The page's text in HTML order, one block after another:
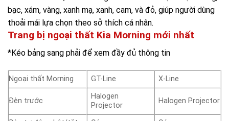
bạc, xám, vàng, xanh mạ, xanh, cam, và đỏ, giúp người dùng
thoải mái lựa chọn theo sở thích cá nhân.
Trang bị ngoại thất Kia Morning mới nhất
*Kéo bảng sang phải để xem đầy đủ thông tin
Ngoại thất Morning GT-Line X-Line
Đèn trước
Halogen
Projector
Halogen Projector